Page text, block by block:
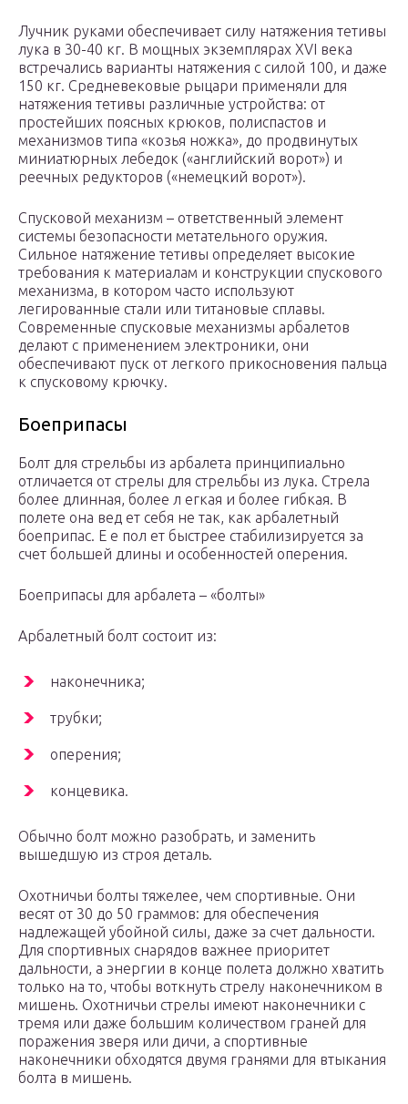
Лучник руками обеспечивает силу натяжения тетивы
лука в 30-40 кг. В мощных экземплярах XVI века
встречались варианты натяжения с силой 100, и даже
150 кг. Средневековые рыцари применяли для
натяжения тетивы различные устройства: от
простейших поясных крюков, полиспастов и
механизмов типа «козья ножка», до продвинутых
миниатюрных лебедок («английский ворот») и
реечных редукторов («немецкий ворот»).
Спусковой механизм – ответственный элемент
системы безопасности метательного оружия.
Сильное натяжение тетивы определяет высокие
требования к материалам и конструкции спускового
механизма, в котором часто используют
легированные стали или титановые сплавы.
Современные спусковые механизмы арбалетов
делают с применением электроники, они
обеспечивают пуск от легкого прикосновения пальца
к спусковому крючку.
Боеприпасы
Болт для стрельбы из арбалета принципиально
отличается от стрелы для стрельбы из лука. Стрела
более длинная, более л егкая и более гибкая. В
полете она вед ет себя не так, как арбалетный
боеприпас. Е е пол ет быстрее стабилизируется за
счет большей длины и особенностей оперения.
Боеприпасы для арбалета – «болты»
Арбалетный болт состоит из:
наконечника;
трубки;
оперения;
концевика.
Обычно болт можно разобрать, и заменить
вышедшую из строя деталь.
Охотничьи болты тяжелее, чем спортивные. Они
весят от 30 до 50 граммов: для обеспечения
надлежащей убойной силы, даже за счет дальности.
Для спортивных снарядов важнее приоритет
дальности, а энергии в конце полета должно хватить
только на то, чтобы воткнуть стрелу наконечником в
мишень. Охотничьи стрелы имеют наконечники с
тремя или даже большим количеством граней для
поражения зверя или дичи, а спортивные
наконечники обходятся двумя гранями для втыкания
болта в мишень.